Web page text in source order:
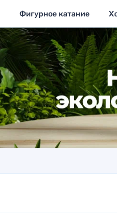
Фигурное катание